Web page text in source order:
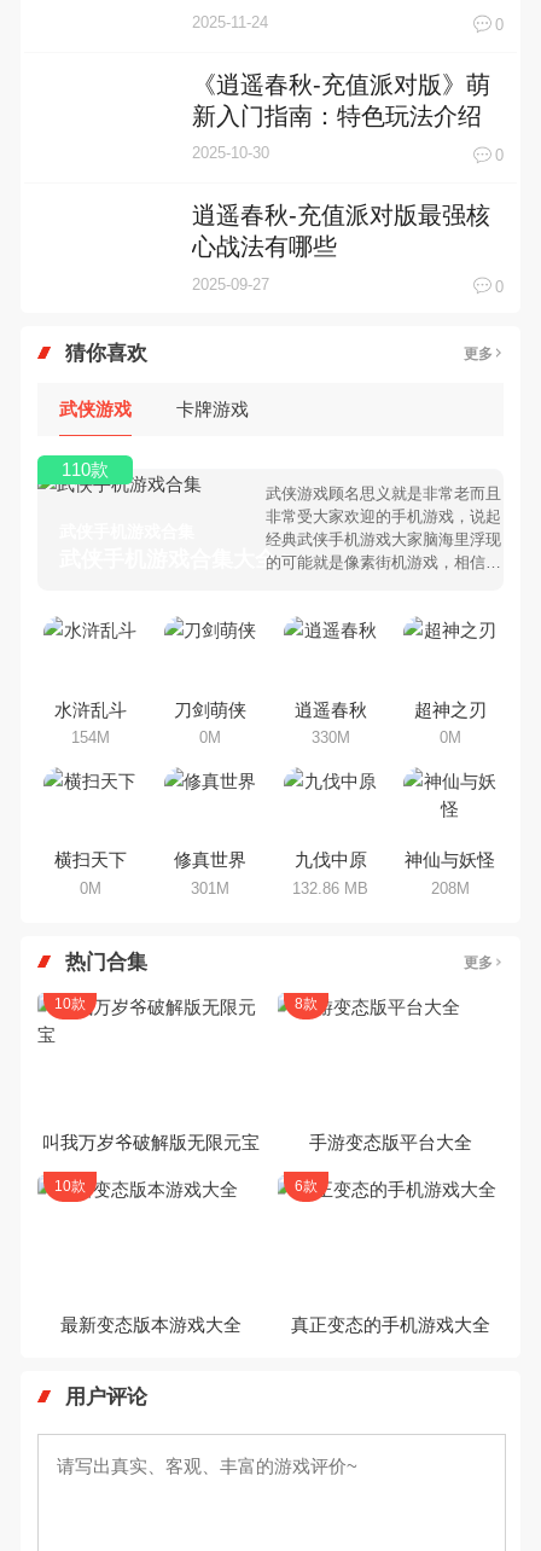
2025-11-24 0
《逍遥春秋-充值派对版》萌
新入门指南：特色玩法介绍
2025-10-30 0
逍遥春秋-充值派对版最强核
心战法有哪些
2025-09-27 0
猜你喜欢 更多
武侠游戏 卡牌游戏
武侠手机游戏合集大全 >
武侠游戏顾名思义就是非常老而且
非常受大家欢迎的手机游戏，说起
经典武侠手机游戏大家脑海里浮现
的可能就是像素街机游戏，相信很
侠手机游戏有哪些呢？游戏今天，
集，欢迎大家前来选择下载体验
110款
水浒乱斗
154M
刀剑萌侠
0M
逍遥春秋
330M
超神之刃
0M
横扫天下
0M
修真世界
301M
九伐中原
132.86 MB
神仙与妖怪
208M
热门合集 更多
叫我万岁爷破解版无限元宝
10款
手游变态版平台大全
8款
最新变态版本游戏大全
10款
真正变态的手机游戏大全
6款
用户评论